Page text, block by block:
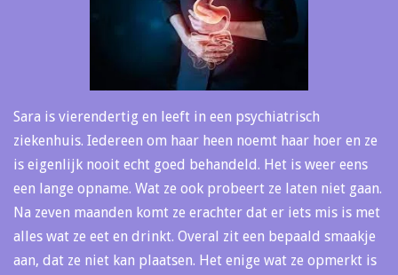
Sara is vierendertig en leeft in een psychiatrisch
ziekenhuis. Iedereen om haar heen noemt haar hoer en ze
is eigenlijk nooit echt goed behandeld. Het is weer eens
een lange opname. Wat ze ook probeert ze laten niet gaan.
Na zeven maanden komt ze erachter dat er iets mis is met
alles wat ze eet en drinkt. Overal zit een bepaald smaakje
aan, dat ze niet kan plaatsen. Het enige wat ze opmerkt is